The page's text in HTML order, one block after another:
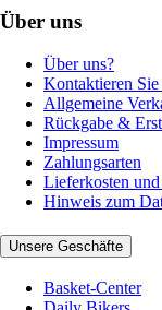
Über uns
Über uns?
Kontaktieren Sie
Allgemeine
Rückgabe &
Impressum
Zahlungsarten
Lieferkosten
Hinweis zum
Unsere Geschäfte
Basket-Center